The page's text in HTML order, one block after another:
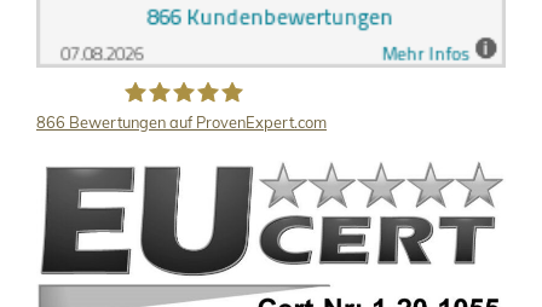
LB Detektive GmbH
866 Bewertungen auf ProvenExpert.com